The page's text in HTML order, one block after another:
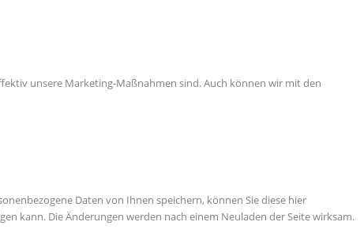
unsere Marketing-Maßnahmen sind. Auch können wir mit den
Daten von Ihnen speichern, können Sie diese hier
kann. Die Änderungen werden nach einem Neuladen der Seite wirksam.